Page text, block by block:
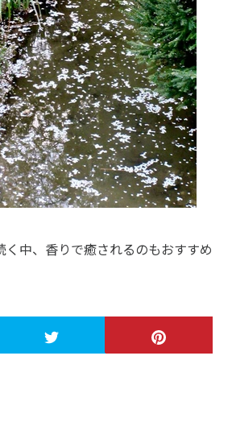
く中、香りで癒されるのもおすすめ